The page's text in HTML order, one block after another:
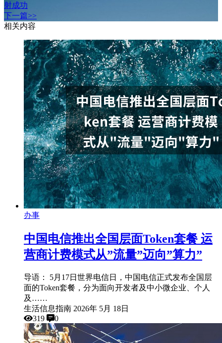
射成功
下一篇>>
相关内容
办事
中国电信推出全国层面Token套餐 运
营商计费模式从”流量”迈向”算力”
导语： 5月17日世界电信日，中国电信正式发布全国层
面的Token套餐，分为面向开发者及中小微企业、个人
及……
生活信息指南 2026年 5月 18日
319
0